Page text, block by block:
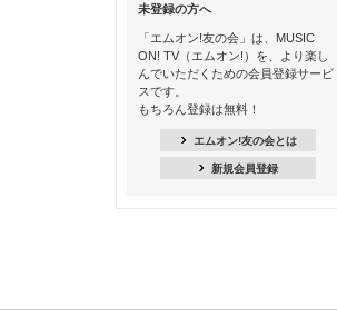
15:30
この夏聴きたい! サマーソングメドレ
ー【歌詞入り】 #4
16:30
あのころK-POPヒッツ! 2021年
未登録の方へ
「エムオン!友の会」は、MUSIC
ON! TV（エムオン!）を、より楽し
んでいただくための会員登録サービ
スです。
もちろん登録は無料！
エムオン!友の会とは
新規会員登録